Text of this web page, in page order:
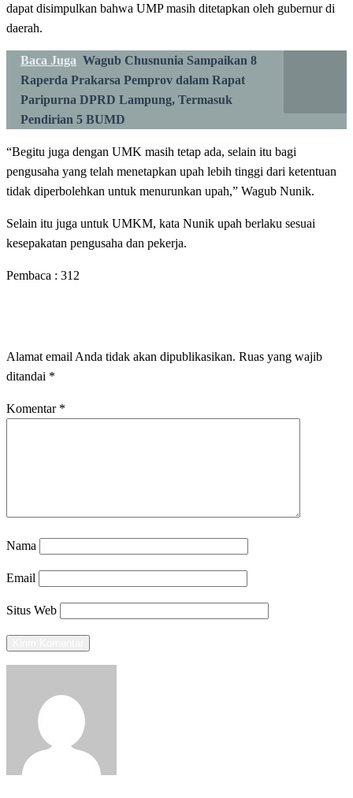
dapat disimpulkan bahwa UMP masih ditetapkan oleh gubernur di
daerah.
Baca Juga Wagub Chusnunia Sampaikan 8
Raperda Prakarsa Pemprov dalam Rapat
Paripurna DPRD Lampung, Termasuk
Pendirian 5 BUMD
“Begitu juga dengan UMK masih tetap ada, selain itu bagi
pengusaha yang telah menetapkan upah lebih tinggi dari ketentuan
tidak diperbolehkan untuk menurunkan upah,” Wagub Nunik.
Selain itu juga untuk UMKM, kata Nunik upah berlaku sesuai
kesepakatan pengusaha dan pekerja.
Pembaca : 312
Alamat email Anda tidak akan dipublikasikan. Ruas yang wajib
ditandai *
Komentar *
Nama
Email
Situs Web